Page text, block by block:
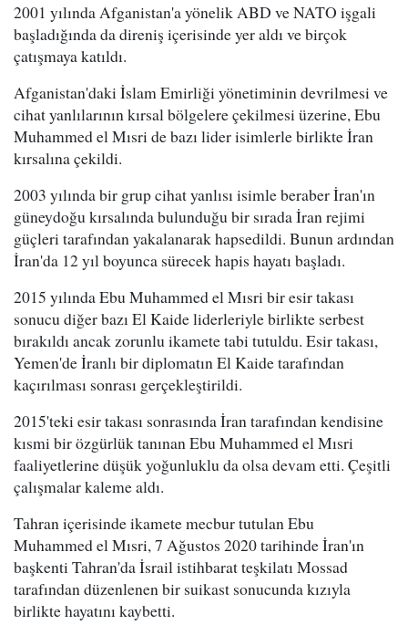
2001 yılında Afganistan'a yönelik ABD ve NATO işgali
başladığında da direniş içerisinde yer aldı ve birçok
çatışmaya katıldı.
Afganistan'daki İslam Emirliği yönetiminin devrilmesi ve
cihat yanlılarının kırsal bölgelere çekilmesi üzerine, Ebu
Muhammed el Mısri de bazı lider isimlerle birlikte İran
kırsalına çekildi.
2003 yılında bir grup cihat yanlısı isimle beraber İran'ın
güneydoğu kırsalında bulunduğu bir sırada İran rejimi
güçleri tarafından yakalanarak hapsedildi. Bunun ardından
İran'da 12 yıl boyunca sürecek hapis hayatı başladı.
2015 yılında Ebu Muhammed el Mısri bir esir takası
sonucu diğer bazı El Kaide liderleriyle birlikte serbest
bırakıldı ancak zorunlu ikamete tabi tutuldu. Esir takası,
Yemen'de İranlı bir diplomatın El Kaide tarafından
kaçırılması sonrası gerçekleştirildi.
2015'teki esir takası sonrasında İran tarafından kendisine
kısmi bir özgürlük tanınan Ebu Muhammed el Mısri
faaliyetlerine düşük yoğunluklu da olsa devam etti. Çeşitli
çalışmalar kaleme aldı.
Tahran içerisinde ikamete mecbur tutulan Ebu
Muhammed el Mısri, 7 Ağustos 2020 tarihinde İran'ın
başkenti Tahran'da İsrail istihbarat teşkilatı Mossad
tarafından düzenlenen bir suikast sonucunda kızıyla
birlikte hayatını kaybetti.